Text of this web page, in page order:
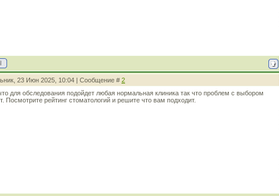
23 Июн 2025, 10:04 | Сообщение # 2
для обследования подойдет любая нормальная клиника так что проблем с выбором
Посмотрите рейтинг стоматологий и решите что вам подходит.